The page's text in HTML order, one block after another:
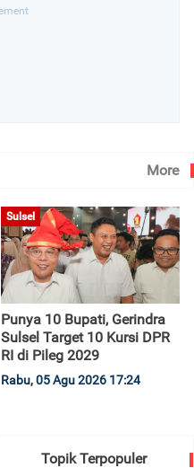
More
Sulsel
Punya 10 Bupati, Gerindra
Sulsel Target 10 Kursi DPR
RI di Pileg 2029
Rabu, 05 Agu 2026 17:24
Topik Terpopuler